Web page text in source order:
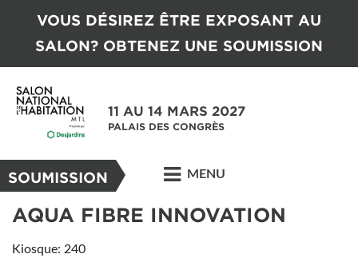
VOUS DÉSIREZ ÊTRE EXPOSANT AU
SALON? OBTENEZ UNE SOUMISSION
11 AU 14 MARS 2027
PALAIS DES CONGRÈS
SOUMISSION MENU
AQUA FIBRE INNOVATION
Kiosque: 240